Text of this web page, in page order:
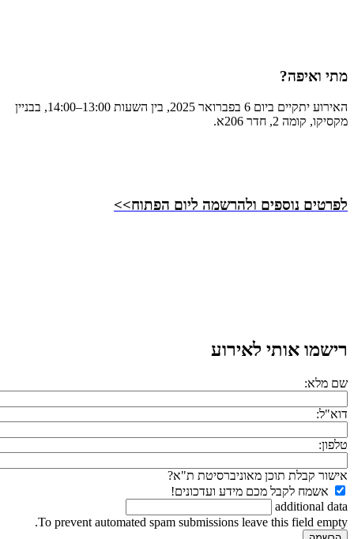
מתי ואיפה?
האירוע יתקיים ביום 6 בפברואר 2025, בין השעות 13:00–14:00, בבניין
מקסיקו, קומה 2, חדר 206א.
לפרטים נוספים ולהרשמה ליום הפתוח>>
רישמו אותי לאירוע
שם מלא:
דוא"ל:
טלפון:
אישור קבלת תוכן מאוניברסיטת ת"א?
אשמח לקבל מכם מידע ועדכונים!
additional data
To prevent automated spam submissions leave this field empty.